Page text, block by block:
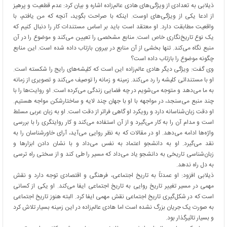
ذیلابی به تعدادی از ویژگی‌های هادی عالم‌زاده اشاره و بیان کرد: عدم قطعیت و پرهیز
از ادعا یکی از ویژگی‌های اوست. اینکه با صراحت بگوید، آنچه که من یافتم، با
واقعیت مطابقت دارد. او معتقد است باید بر اساس مستندات کار را دنبال کنیم که
یک نوع تاریخ‌نگاری خاص است. منابع مشخصی را تعیین می‌کند و موضوع را در آن
منبع نگاه می‌کند. تنها بخشی از آن منابع در بیرون بازتاب داده شده است. این منابع
چگونه موضوع را بازتاب داده است؟
وی گفت: ویژگی دیگر هادی عالم‌زاده این است که کلیشه‌های رایج را شکسته است.
او با مستنداتی کلیشه را رد می‌کند. زمینه و زمانه را توصیف می‌کند و تصویری از زمانه
به ما می‌دهد و متوجه می‌شویم در چه فضایی زندگی می‌کرده است. او روایت‌ها را با
چند منبع می‌سنجد، در مواجهه با او با جهان چند لایه و ساختارشکن مواجه هستیم.
او دقت زبان‌شناسانه دارد و رویکرد او گاهی فراتر از دقت است. او به زبان عربی مسلط
است و مدام آن را به کار می‌گیرد و از آن استفاده می‌کند و کار روایتگری را با بررسی
واژه‌ها ادامه می‌دهد. او در مقالات که به نظر روایی می‌آید، آرای خاورشناسان را به
نقد می‌گیرد. او به دانشجو اعتماد به نفس می‌داد و با نشان دادن ابزارها و
زبان‌شناسی تاریخی به دانشجو یاد می‌داد که مسیر را طی کند و از سختی راه ترسی
به دل راه ندهد.
ذیلابی افزود: او عمدتاً به تاریخ اجتماعی، فرهنگی و اقتصادی توجه دارد و نقش
مهمی در مسیر تغییر تاریخ روایی به تاریخ اجتماعی ایفا می‌کند. او یکی از کسانی
است که در شکل‌گیری تاریخ اجتماعی نقش مهمی ایفا کرد. البته هنوز تاریخ اجتماعی
به صورت یک جریان بزرگ نشده است اما هادی عالم‌زاده در این زمینه بسیار تلاش کرد
و بسیار تاثیرگذار بود.